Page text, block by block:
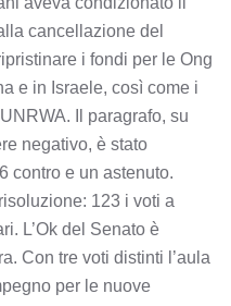
cancellazione del
i fondi per le Ong
e in Israele, così come i
Il paragrafo, su
negativo, è stato
contro e un astenuto.
123 i voti a
L’Ok del Senato è
Con tre voti distinti l’aula
per le nuove